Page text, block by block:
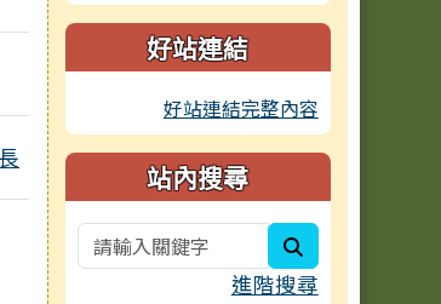
好站連結
好站連結完整內容
站內搜尋
進階搜尋